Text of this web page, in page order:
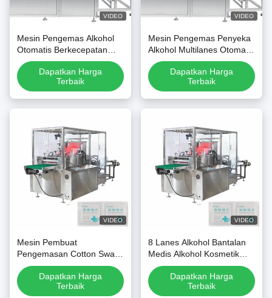
VIDEO
Mesin Pengemas Alkohol
Otomatis Berkecepatan
Tinggi Menyegarkan Tisu
BasahDapatkan Harga
Terbaik
VIDEO
Mesin Pengemas Penyeka
Alkohol Multilanes Otomatis
Penuh Kecepatan Tinggi
Dapatkan Harga
Terbaik
VIDEO
Mesin Pembuat
Pengemasan Cotton Swab
Prep Pad Medis Otomatis
Berkecepatan Tinggi
Dapatkan Harga
Terbaik
VIDEO
8 Lanes Alkohol Bantalan
Medis Alkohol Kosmetik
Kapas Membuat Mesin
PengemasDapatkan Harga
Terbaik